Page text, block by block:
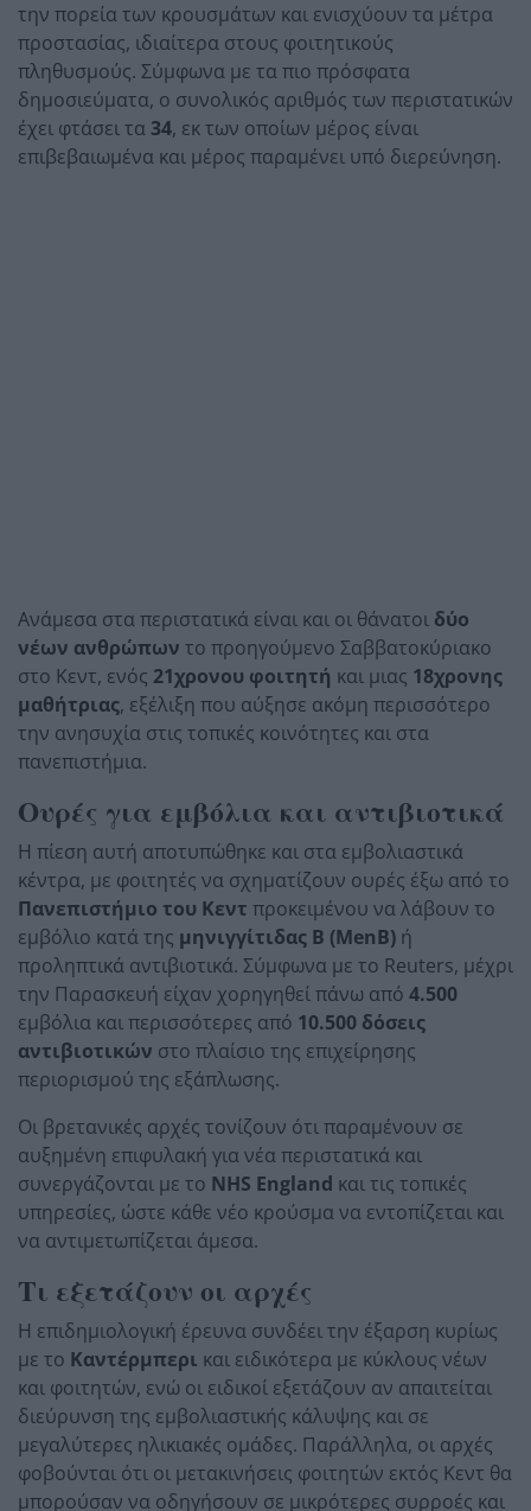
την πορεία των κρουσμάτων και ενισχύουν τα μέτρα
προστασίας, ιδιαίτερα στους φοιτητικούς
πληθυσμούς. Σύμφωνα με τα πιο πρόσφατα
δημοσιεύματα, ο συνολικός αριθμός των περιστατικών
έχει φτάσει τα 34, εκ των οποίων μέρος είναι
επιβεβαιωμένα και μέρος παραμένει υπό διερεύνηση.
Ανάμεσα στα περιστατικά είναι και οι θάνατοι δύο
νέων ανθρώπων το προηγούμενο Σαββατοκύριακο
στο Κεντ, ενός 21χρονου φοιτητή και μιας 18χρονης
μαθήτριας, εξέλιξη που αύξησε ακόμη περισσότερο
την ανησυχία στις τοπικές κοινότητες και στα
πανεπιστήμια.
Ουρές για εμβόλια και αντιβιοτικά
Η πίεση αυτή αποτυπώθηκε και στα εμβολιαστικά
κέντρα, με φοιτητές να σχηματίζουν ουρές έξω από το
Πανεπιστήμιο του Κεντ προκειμένου να λάβουν το
εμβόλιο κατά της μηνιγγίτιδας Β (MenB) ή
προληπτικά αντιβιοτικά. Σύμφωνα με το Reuters, μέχρι
την Παρασκευή είχαν χορηγηθεί πάνω από 4.500
εμβόλια και περισσότερες από 10.500 δόσεις
αντιβιοτικών στο πλαίσιο της επιχείρησης
περιορισμού της εξάπλωσης.
Οι βρετανικές αρχές τονίζουν ότι παραμένουν σε
αυξημένη επιφυλακή για νέα περιστατικά και
συνεργάζονται με το NHS England και τις τοπικές
υπηρεσίες, ώστε κάθε νέο κρούσμα να εντοπίζεται και
να αντιμετωπίζεται άμεσα.
Τι εξετάζουν οι αρχές
Η επιδημιολογική έρευνα συνδέει την έξαρση κυρίως
με το Καντέρμπερι και ειδικότερα με κύκλους νέων
και φοιτητών, ενώ οι ειδικοί εξετάζουν αν απαιτείται
διεύρυνση της εμβολιαστικής κάλυψης και σε
μεγαλύτερες ηλικιακές ομάδες. Παράλληλα, οι αρχές
φοβούνται ότι οι μετακινήσεις φοιτητών εκτός Κεντ θα
μπορούσαν να οδηγήσουν σε μικρότερες συρροές και